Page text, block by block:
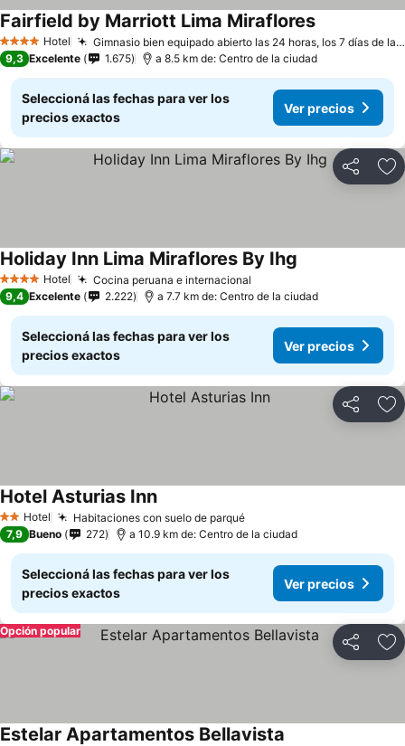
4 EstrellasHotel Gimnasio bien equipado abierto las 24 horas, los 7 días de la semana
Fairfield by Marriott Lima Miraflores
9,3 Excelente 1.675 a 8.5 km de: Centro de la ciudad
Seleccioná las fechas para ver los
precios exactos
Ver precios
Compartir
4 EstrellasHotel Cocina peruana e internacional
Holiday Inn Lima Miraflores By Ihg
9,4 Excelente 2.222 a 7.7 km de: Centro de la ciudad
Seleccioná las fechas para ver los
precios exactos
Ver precios
Compartir
2 Estrellas
Hotel Habitaciones con suelo de parqué
Hotel Asturias Inn
7,9 Bueno 272 a 10.9 km de: Centro de la ciudad
Seleccioná las fechas para ver los
precios exactos
Ver precios
Compartir
Opción popular
Estelar Apartamentos Bellavista